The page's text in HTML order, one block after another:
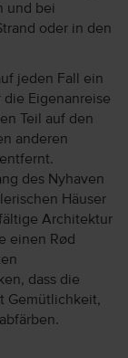
und bei
oder in den
jeden Fall ein
die Eigenanreise
Teil auf den
anderen
des Nyhaven
Häuser
Architektur
einen Rød
dass die
Gemütlichkeit,